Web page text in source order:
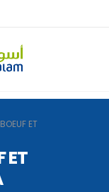
ET
ET